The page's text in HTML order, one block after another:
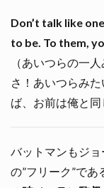
Don’t talk like
to be. To them,
（あいつらの一
さ！あいつらみ
ば、お前は俺と同
バットマンもジ
の”フリーク”であ